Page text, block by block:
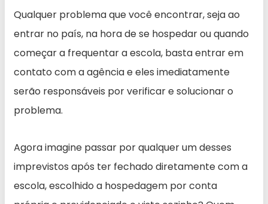
Qualquer problema que você encontrar, seja ao
entrar no país, na hora de se hospedar ou quando
começar a frequentar a escola, basta entrar em
contato com a agência e eles imediatamente
serão responsáveis por verificar e solucionar o
problema.
Agora imagine passar por qualquer um desses
imprevistos após ter fechado diretamente com a
escola, escolhido a hospedagem por conta